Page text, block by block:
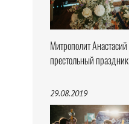
Митрополит Анастасий
престольный
29.08.2019